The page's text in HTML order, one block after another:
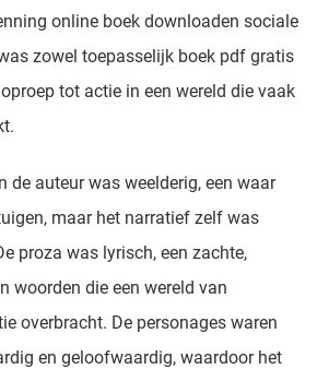
online boek downloaden sociale
zowel toepasselijk boek pdf gratis
tot actie in een wereld die vaak
de auteur was weelderig, een waar
maar het narratief zelf was
proza was lyrisch, een zachte,
woorden die een wereld van
overbracht. De personages waren
en geloofwaardig, waardoor het